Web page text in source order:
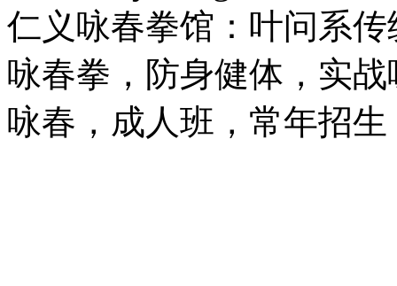
仁义咏春拳馆：叶问系
咏春拳，防身健体，实
咏春，成人班，常年招